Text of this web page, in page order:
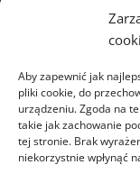
Aby zapewnić jak
pliki cookie, do
urządzeniu. Zgoda na
takie jak zachowanie
tej stronie. Brak
niekorzystnie wpłynąć
Polityka prywatności
Zobacz
również
Podcasty